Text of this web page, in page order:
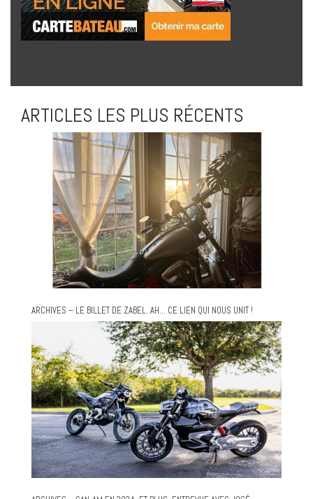
ARTICLES LES PLUS RÉCENTS
ARCHIVES – LE BILLET DE ZABEL. AH… CE LIEN QUI NOUS UNIT !